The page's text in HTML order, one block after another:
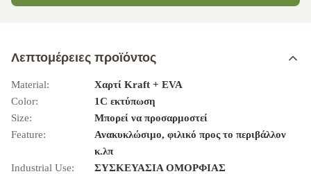
Λεπτομέρειες προϊόντος
Material:
Χαρτί Kraft + EVA
Color:
1C εκτύπωση
Size:
Μπορεί να προσαρμοστεί
Feature:
Ανακυκλώσιμο, φιλικό προς το περιβάλλον
κ.λπ
Industrial Use:
ΣΥΣΚΕΥΑΣΙΑ ΟΜΟΡΦΙΑΣ